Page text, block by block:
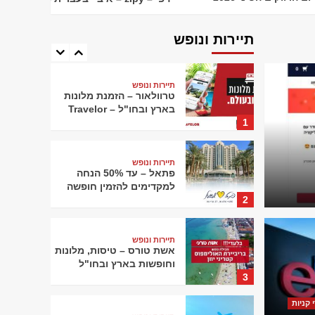
סביבת העבודה
– ומה הופך
למקצועי
קניות
תיירות ונופש
5
1
תיירות ונופש
טרוולאור – הזמנת מלונות
בארץ ובחו"ל – Travelor
2
תיירות ונופש
פתאל – עד 50% הנחה
למקדימים להזמין חופשה
3
תיירות ונופש
אשת טורס – טיסות, מלונות
וחופשות בארץ ובחו"ל